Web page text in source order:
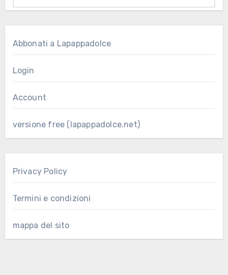
Abbonati a Lapappadolce
Login
Account
versione free (lapappadolce.net)
Privacy Policy
Termini e condizioni
mappa del sito